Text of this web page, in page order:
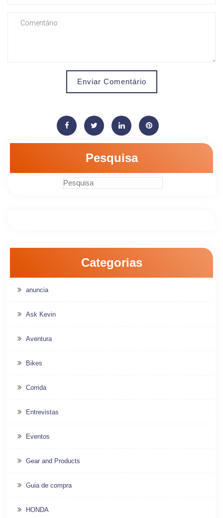
Enviar Comentário
Pesquisa
Categorias
anuncia
Ask Kevin
Aventura
Bikes
Corrida
Entrevistas
Eventos
Gear and Products
Guia de compra
HONDA